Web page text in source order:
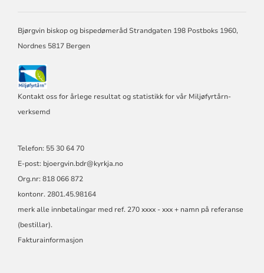
Bjørgvin biskop og bispedømeråd Strandgaten 198 Postboks 1960,
Nordnes 5817 Bergen
Kontakt oss for årlege resultat og statistikk for vår Miljøfyrtårn-
verksemd
Telefon: 55 30 64 70
E-post: bjoergvin.bdr@kyrkja.no
Org.nr: 818 066 872
kontonr. 2801.45.98164
merk alle innbetalingar med ref. 270 xxxx - xxx + namn på referanse
(bestillar).
Fakturainformasjon